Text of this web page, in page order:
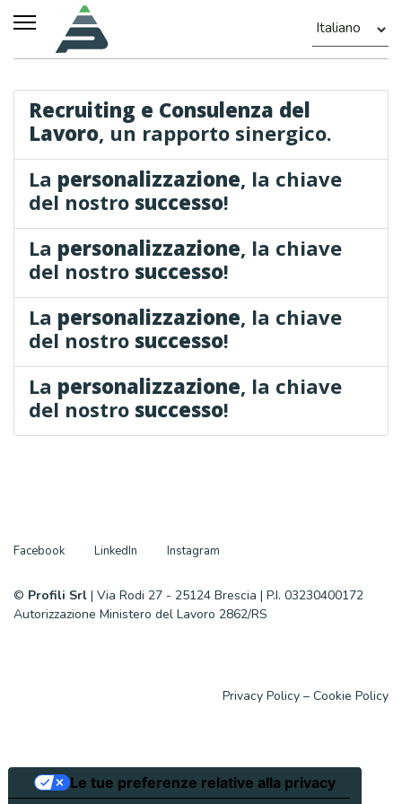
Recruiting e Consulenza del
Lavoro, un rapporto sinergico.
La personalizzazione, la chiave
del nostro successo!
La personalizzazione, la chiave
del nostro successo!
La personalizzazione, la chiave
del nostro successo!
La personalizzazione, la chiave
del nostro successo!
Facebook LinkedIn Instagram
© Profili Srl | Via Rodi 27 - 25124 Brescia | P.I. 03230400172
Autorizzazione Ministero del Lavoro 2862/RS
Privacy Policy – Cookie Policy
Le tue preferenze relative alla privacy